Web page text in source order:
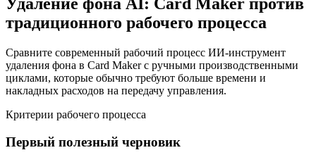
Удаление фона AI: Card Maker против
традиционного рабочего процесса
Сравните современный рабочий процесс ИИ-инструмент
удаления фона в Card Maker с ручными производственными
циклами, которые обычно требуют больше времени и
накладных расходов на передачу управления.
Критерии рабочего процесса
Первый полезный черновик